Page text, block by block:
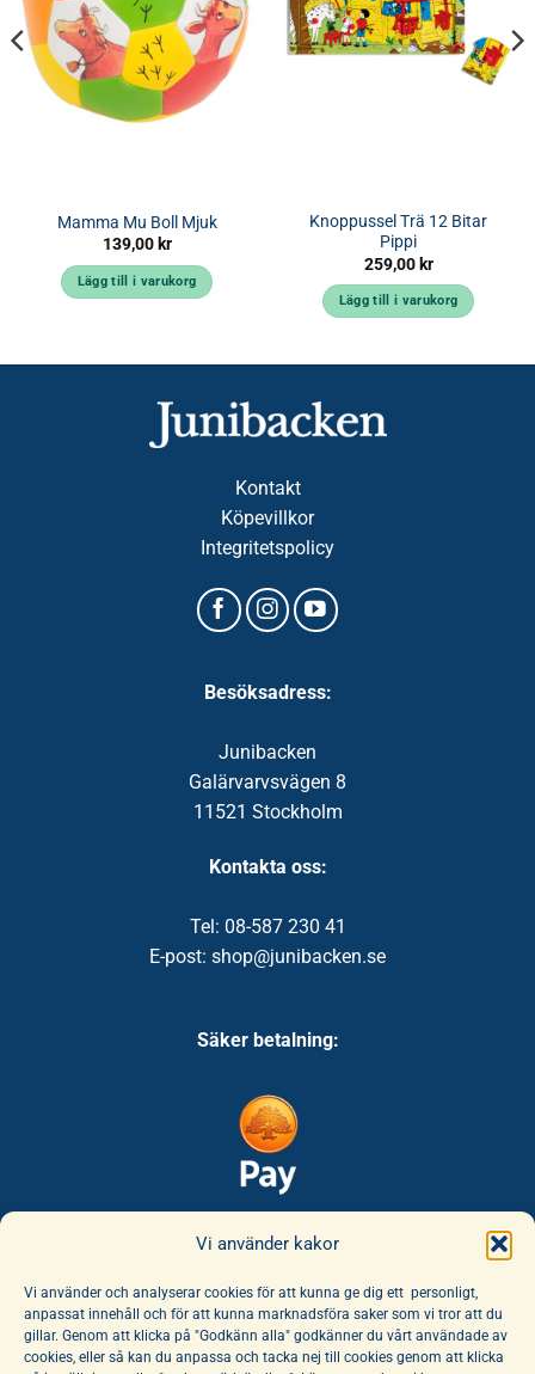
Vi använder kakor
Vi använder och analyserar cookies för att kunna ge dig ett personligt,
anpassat innehåll och för att kunna marknadsföra saker som vi tror att du
gillar. Genom att klicka på "Godkänn alla" godkänner du vårt användade av
cookies, eller så kan du anpassa och tacka nej till cookies genom att klicka
Mamma Mu Boll Mjuk
139,00 kr
Lägg till i varukorg
Knoppussel Trä 12 Bitar
Pippi
259,00kr
Lägg till i varukorg
Kontakt
Köpevillkor
Integritetspolicy
Besöksadress:
Junibacken
Galärvarvsvägen 8
11521 Stockholm
Kontakta oss:
Tel: 08-587 230 41
E-post: shop@junibacken.se
Säker betalning:
Säker leverans: